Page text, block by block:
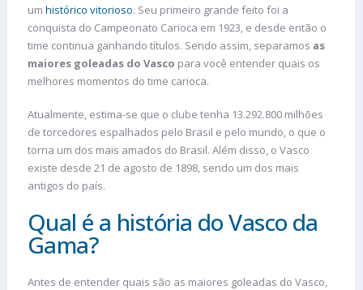
um histórico vitorioso. Seu primeiro grande feito foi a
conquista do Campeonato Carioca em 1923, e desde então o
time continua ganhando títulos. Sendo assim, separamos as
maiores goleadas do Vasco para você entender quais os
melhores momentos do time carioca.
Atualmente, estima-se que o clube tenha 13.292.800 milhões
de torcedores espalhados pelo Brasil e pelo mundo, o que o
torna um dos mais amados do Brasil. Além disso, o Vasco
existe desde 21 de agosto de 1898, sendo um dos mais
antigos do país.
Qual é a história do Vasco da
Gama?
Antes de entender quais são as maiores goleadas do Vasco,